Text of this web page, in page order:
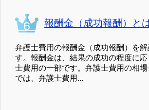
報酬金（成功報酬）と
弁護士費用の報酬金（成功報酬）を
す。報酬金は、結果の成功の程度に
士費用の一部です。弁護士費用の相
では、弁護士費用...